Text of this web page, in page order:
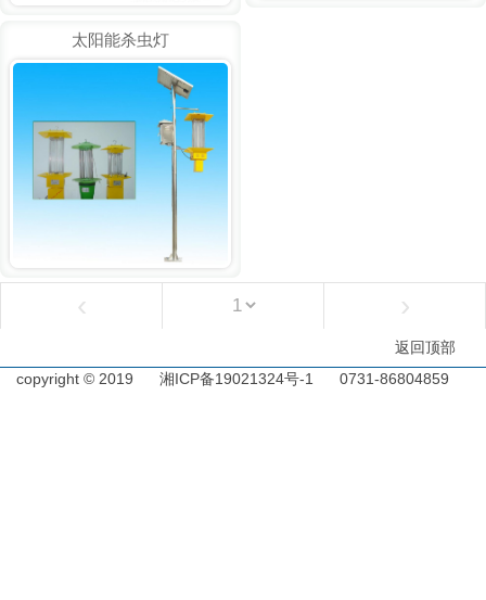
太阳能杀虫灯
‹ ›
返回顶部
copyright © 2019
湘ICP备19021324号-1 0731-86804859